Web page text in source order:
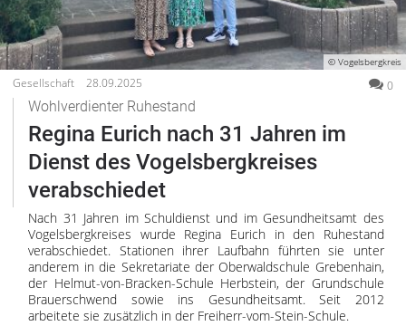
© Vogelsbergkreis
Gesellschaft 28.09.2025 0
Wohlverdienter Ruhestand
Regina Eurich nach 31 Jahren im
Dienst des Vogelsbergkreises
verabschiedet
Nach 31 Jahren im Schuldienst und im Gesundheitsamt des
Vogelsbergkreises wurde Regina Eurich in den Ruhestand
verabschiedet. Stationen ihrer Laufbahn führten sie unter
anderem in die Sekretariate der Oberwaldschule Grebenhain,
der Helmut-von-Bracken-Schule Herbstein, der Grundschule
Brauerschwend sowie ins Gesundheitsamt. Seit 2012
arbeitete sie zusätzlich in der Freiherr-vom-Stein-Schule.